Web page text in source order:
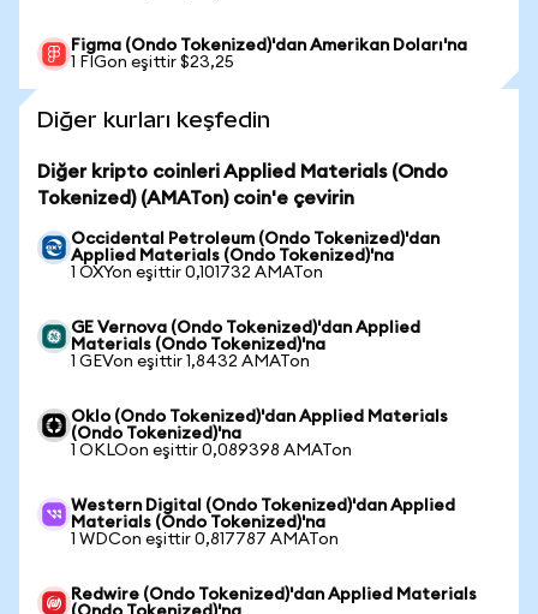
Figma (Ondo Tokenized)'dan Amerikan Doları'na
1 FIGon eşittir $23,25
Diğer kurları keşfedin
Diğer kripto coinleri Applied Materials (Ondo
Tokenized) (AMATon) coin'e çevirin
Occidental Petroleum (Ondo Tokenized)'dan
Applied Materials (Ondo Tokenized)'na
1 OXYon eşittir 0,101732 AMATon
GE Vernova (Ondo Tokenized)'dan Applied
Materials (Ondo Tokenized)'na
1 GEVon eşittir 1,8432 AMATon
Oklo (Ondo Tokenized)'dan Applied Materials
(Ondo Tokenized)'na
1 OKLOon eşittir 0,089398 AMATon
Western Digital (Ondo Tokenized)'dan Applied
Materials (Ondo Tokenized)'na
1 WDCon eşittir 0,817787 AMATon
Redwire (Ondo Tokenized)'dan Applied Materials